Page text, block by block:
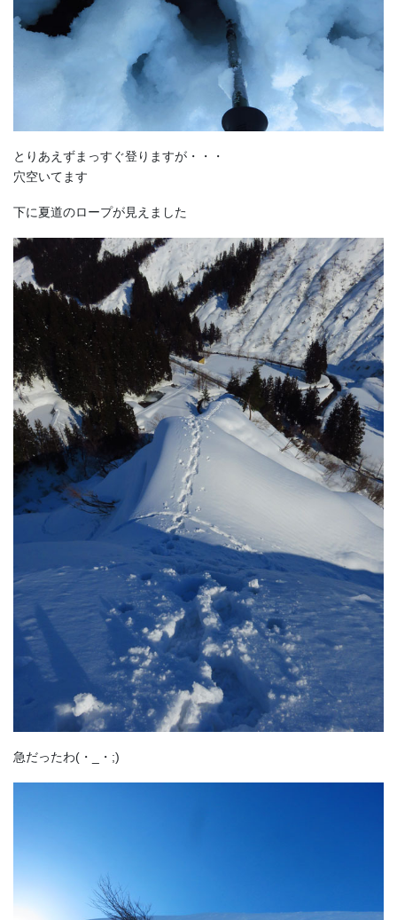
とりあえずまっすぐ登りますが・・・
穴空いてます
下に夏道のロープが見えました
急だったわ(・_・;)